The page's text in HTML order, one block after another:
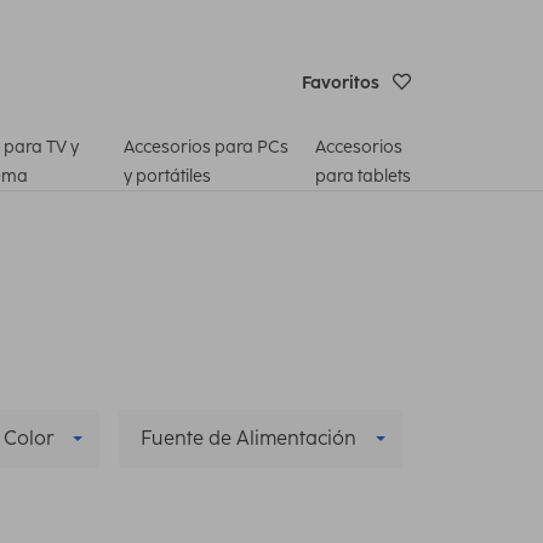
Favoritos
TV y
Accesorios para PCs
y portátiles
Accesorios
para tablets
Color Fuente de Alimentación